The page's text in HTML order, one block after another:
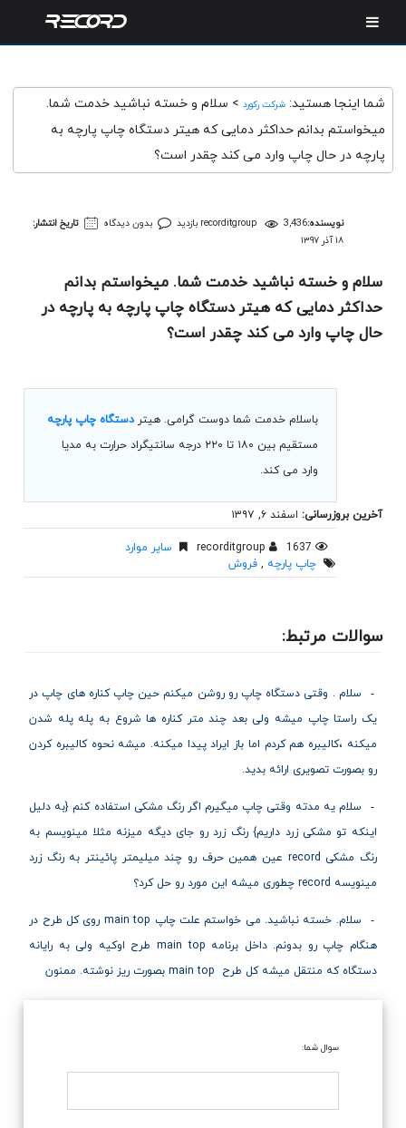
شما اینجا هستید: شرکت رکورد > سلام و خسته نباشید خدمت شما.
میخواستم بدانم حداکثر دمایی که هیتر دستگاه چاپ پارچه به
پارچه در حال چاپ وارد می کند چقدر است؟
نویسنده: recorditgroup 3,436 بازدید بدون دیدگاه
تاریخ انتشار:
۱۸ آذر ۱۳۹۷
سلام و خسته نباشید خدمت شما. میخواستم بدانم
حداکثر دمایی که هیتر دستگاه چاپ پارچه به پارچه در
حال چاپ وارد می کند چقدر است؟
باسلام خدمت شما دوست گرامی. هیتردستگاه چاپ پارچه
مستقیم بین ۱۸۰ تا ۲۲۰ درجه سانتیگراد حرارت به مدیا
وارد می کند.
آخرین بروزرسانی: اسفند ۶, ۱۳۹۷
1637
سایر موارد
چاپ پارچه ,فروش
سوالات مرتبط:
سلام . وقتی دستگاه چاپ رو روشن میکنم حین چاپ کناره های چاپ در
یک راستا چاپ میشه ولی بعد چند متر کناره ها شروع به پله پله شدن
میکنه ،کالیبره هم کردم اما باز ایراد پیدا میکنه. میشه نحوه کالیبره کردن
رو بصورت تصویری ارائه بدید.
سلام یه مدته وقتی چاپ میگیرم اگر رنگ مشکی استفاده کنم {به دلیل
اینکه تو مشکی زرد داریم} رنگ زرد رو جای دیگه میزنه مثلا مینویسم به
رنگ مشکی record عین همین حرف رو چند میلیمتر پائینتر به رنگ زرد
مینویسه record چطوری میشه این مورد رو حل کرد؟
سلام. خسته نباشید. می خواستم علت چاپ main top روی کل طرح در
هنگام چاپ رو بدونم. داخل برنامه main top طرح اوکیه ولی به رایانه
دستگاه که منتقل میشه کل طرح main top بصورت ریز نوشته. ممنون
سوال شما: